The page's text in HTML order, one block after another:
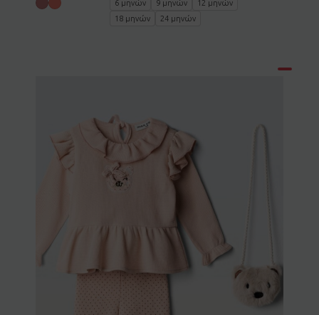
6 μηνών 9 μηνών
12 μηνών
18 μηνών
24 μηνών